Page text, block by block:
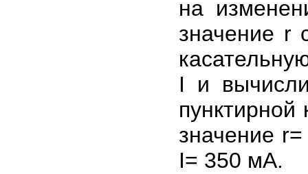
на
значение r
I и
значение
I= 350 мА.